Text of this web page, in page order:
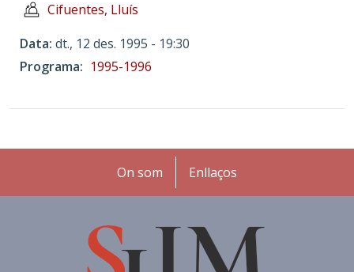
Cifuentes, Lluís
Data dt., 12 des. 1995 - 19:30
Programa
1995-1996
Peu
On som Enllaços